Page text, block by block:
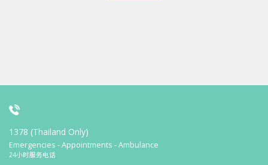
1378 (Thailand Only)
Emergencies - Appointments - Ambulance
24小时服务电话